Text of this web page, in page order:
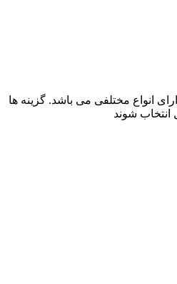
انواع مختلفی می باشد. گزینه ها
شوند